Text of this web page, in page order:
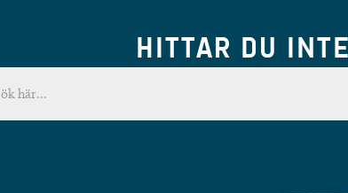
HITTAR DU